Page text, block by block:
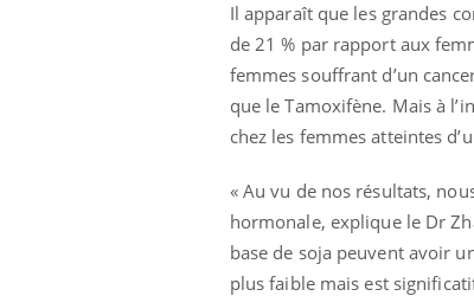
Il apparaît que les grandes
de 21 % par rapport aux
femmes souffrant d’un
que le Tamoxifène. Mais à
chez les femmes atteintes
« Au vu de nos résultats,
hormonale, explique le Dr
base de soja peuvent avoir
plus faible mais est